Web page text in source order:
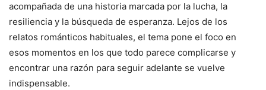
acompañada de una historia marcada por la lucha, la
resiliencia y la búsqueda de esperanza. Lejos de los
relatos románticos habituales, el tema pone el foco en
esos momentos en los que todo parece complicarse y
encontrar una razón para seguir adelante se vuelve
indispensable.